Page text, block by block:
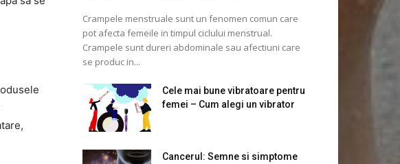
Crampele menstruale sunt un fenomen comun care
pot afecta femeile in timpul ciclului menstrual.
Crampele sunt dureri abdominale sau afectiuni care
se produc in...
Cele mai bune vibratoare pentru
femei – Cum alegi un vibrator
Cancerul: Semne si simptome